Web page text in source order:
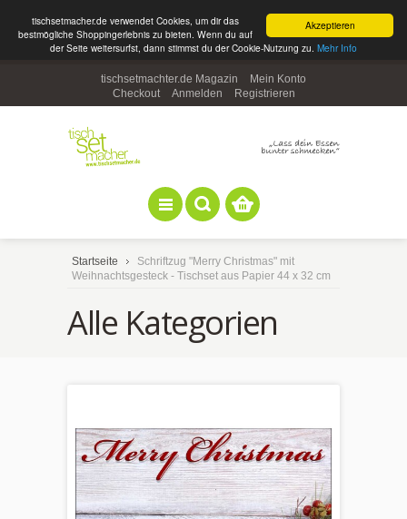
Akzeptieren
tischsetmacher.de verwendet Cookies, um dir das
bestmögliche Shoppingerlebnis zu bieten. Wenn du auf
der Seite weitersurfst, dann stimmst du der Cookie-Nutzung zu. Mehr Info
tischsetmachter.de Magazin
Mein Konto
Checkout
Anmelden Registrieren
Startseite
Schriftzug "Merry Christmas" mit
Weihnachtsgesteck - Tischset aus Papier 44 x 32 cm
Alle Kategorien